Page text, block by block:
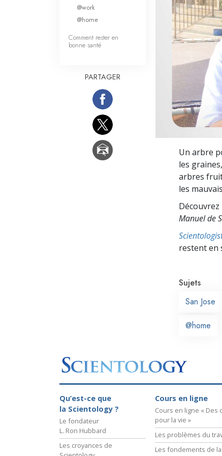
Qu’est-ce que la
Un arbre
les
arbres
les
Manuel de
restent en
Sujets
San Jose
@home
@work
@home
Comment rester en
bonne santé
PARTAGER
Qu’est-ce que
la Scientology ?
Le fondateur
L. Ron Hubbard
Les croyances de
Cours en ligne
Cours en ligne « Des
pour la vie »
Les problèmes du
Les fondements de